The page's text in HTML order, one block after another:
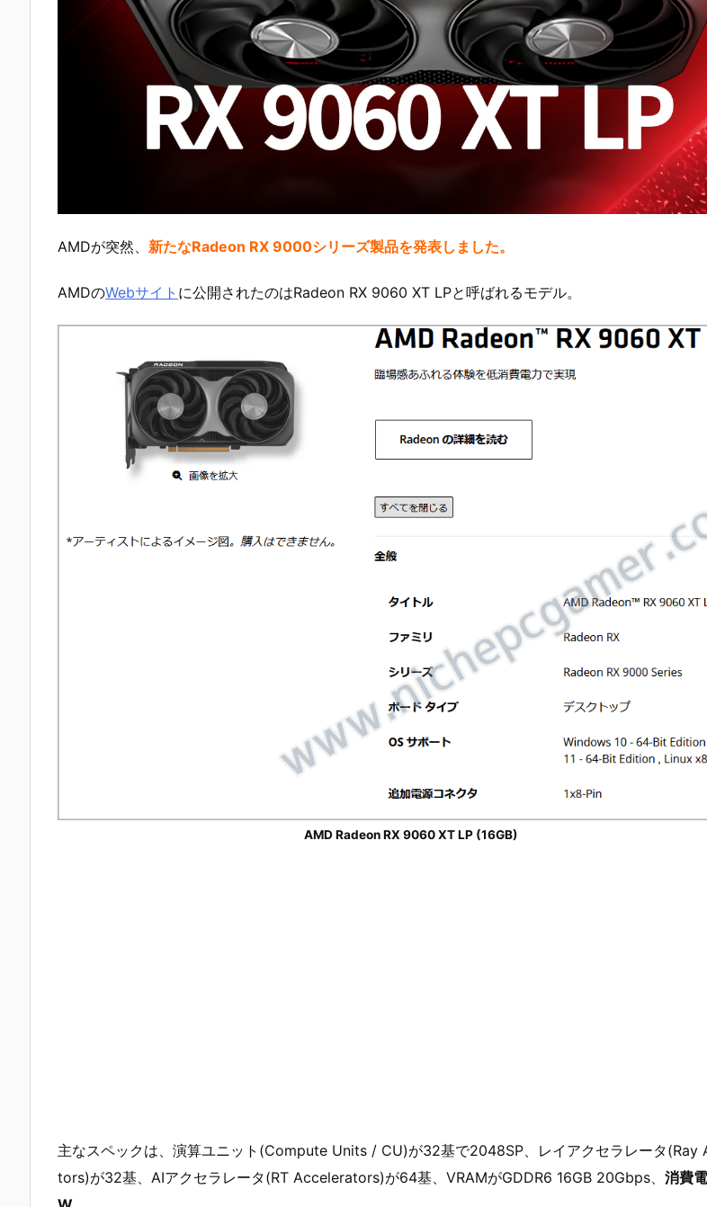
AMDが突然、 新たなRadeon RX 9000シリーズ製品を発表しました。
AMDのWebサイト に公開されたのはRadeon RX 9060 XT LPと呼ばれるモデル。
AMD Radeon RX 9060 XT LP (16GB)
主なスペックは、演算ユニット(Compute Units / CU)が32基で2048SP、レイアクセラレータ(Ray
tors)が32基、AIアクセラレータ(RT Accelerators)が64基、VRAMがGDDR6 16GB 20Gbps、 消費